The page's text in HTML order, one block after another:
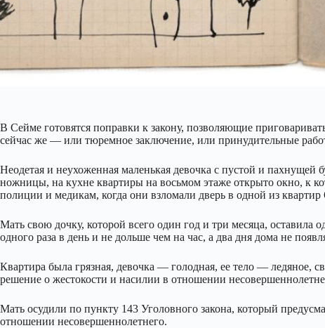
В Сейме готовятся поправки к закону, позволяющие
сейчас же — или тюремное заключение, или принудительные
Неодетая и неухоженная маленькая девочка с пустой и
ножницы, на кухне квартиры на восьмом этаже открыто окно, к
полиции и медикам, когда они взломали дверь в одной из квартир
Мать свою дочку, которой всего один год и три месяца, оставила
одного раза в день и не дольше чем на час, а два дня дома не
Квартира была грязная, девочка — голодная, ее тело — ледяное,
решение о жестокости и насилии в отношении
Мать осудили по пункту 143 Уголовного закона, который
отношении несовершеннолетнего.